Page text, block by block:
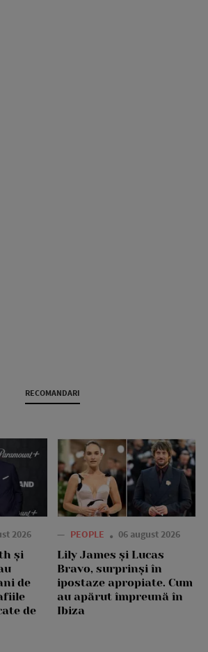
RECOMANDARI
2026
și
de
de
— PEOPLE 06 august 2026
Lily James și Lucas
Bravo, surprinși în
ipostaze apropiate. Cum
au apărut împreună în
Ibiza